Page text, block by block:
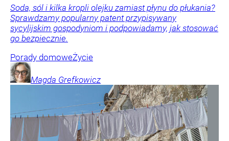
Soda, sól i kilka kropli olejku zamiast płynu do płukania?
Sprawdzamy popularny patent przypisywany
sycylijskim gospodyniom i podpowiadamy, jak stosować
go bezpiecznie.
Porady domoweŻycie
Magda Grefkowicz